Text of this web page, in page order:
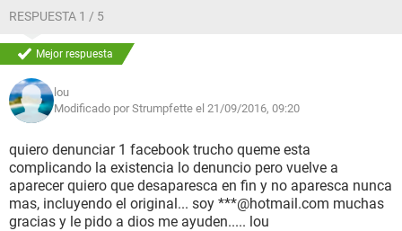
RESPUESTA 1 / 5
Mejor respuesta
lou
Modificado por Strumpfette el 21/09/2016, 09:20
quiero denunciar 1 facebook trucho queme esta
complicando la existencia lo denuncio pero vuelve a
aparecer quiero que desaparesca en fin y no aparesca nunca
mas, incluyendo el original... soy ***@hotmail.com muchas
gracias y le pido a dios me ayuden..... lou